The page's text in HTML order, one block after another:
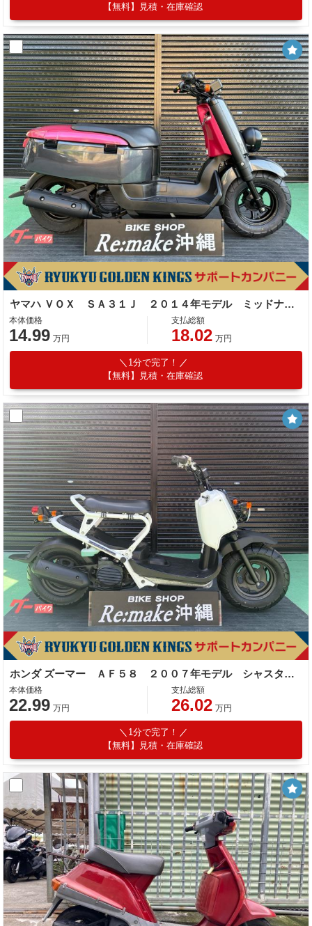
【無料】見積・在庫確認
ヤマハ ＶＯＸ ＳＡ３１Ｊ ２０１４年モデル ミッドナイトシルバー
本体価格
14.99 万円
支払総額
18.02 万円
1分で完了！
【無料】見積・在庫確認
ホンダ ズーマー ＡＦ５８ ２００７年モデル シャスタホワイト
本体価格
22.99 万円
支払総額
26.02 万円
1分で完了！
【無料】見積・在庫確認